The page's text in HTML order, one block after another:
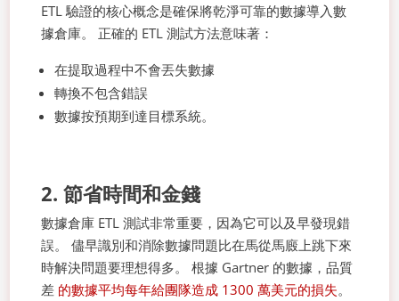
ETL 驗證的核心概念是確保將乾淨可靠的數據導入數
據倉庫。 正確的 ETL 測試方法意味著：
在提取過程中不會丟失數據
轉換不包含錯誤
數據按預期到達目標系統。
2. 節省時間和金錢
數據倉庫 ETL 測試非常重要，因為它可以及早發現錯
誤。 儘早識別和消除數據問題比在馬從馬廄上跳下來
時解決問題要理想得多。 根據 Gartner 的數據，品質
差 的數據平均每年給團隊造成 1300 萬美元的損失。